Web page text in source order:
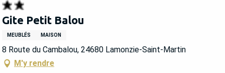
Gite Petit Balou
MEUBLÉS MAISON
8 Route du Cambalou, 24680 Lamonzie-Saint-Martin
M'y rendre